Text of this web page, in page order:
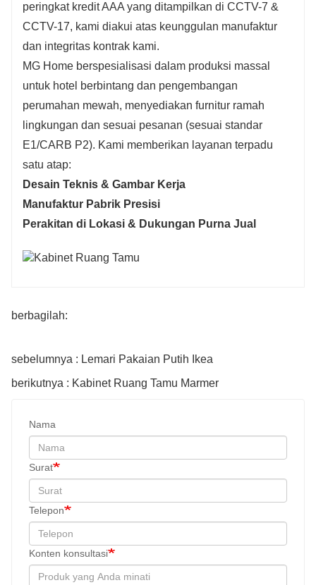
peringkat kredit AAA yang ditampilkan di CCTV-7 &
CCTV-17, kami diakui atas keunggulan manufaktur
dan integritas kontrak kami.
MG Home berspesialisasi dalam produksi massal
untuk hotel berbintang dan pengembangan
perumahan mewah, menyediakan furnitur ramah
lingkungan dan sesuai pesanan (sesuai standar
E1/CARB P2). Kami memberikan layanan terpadu
satu atap:
Desain Teknis & Gambar Kerja
Manufaktur Pabrik Presisi
Perakitan di Lokasi & Dukungan Purna Jual
berbagilah:
sebelumnya : Lemari Pakaian Putih Ikea
berikutnya : Kabinet Ruang Tamu Marmer
Nama
Surat
Telepon
Konten konsultasi